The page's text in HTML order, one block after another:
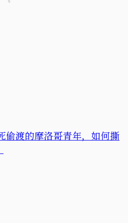
偷渡的摩洛哥青年，如何撕